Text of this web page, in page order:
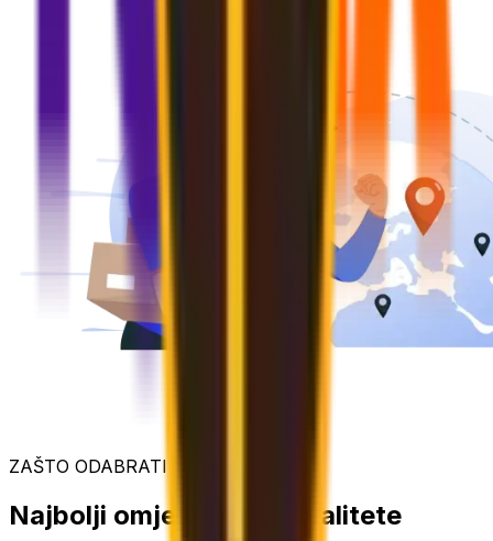
ZAŠTO ODABRATI NAS
Najbolji omjer cijene i kvalitete